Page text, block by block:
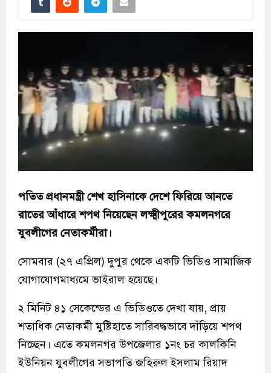
পতিত প্রধানমন্ত্রী শেখ হাসিনাকে দেশে ফিরিয়ে আনতে
রাতের আঁধারে শপথ নিয়েছেন লক্ষ্মীপুরের কমলনগরে
যুবলীগের নেতাকর্মীরা।
সোমবার (২৭ এপ্রিল) দুপুর থেকে একটি ভিডিও সামাজিক
যোগাযোগমাধ্যমে ভাইরাল হয়েছে।
২ মিনিট ৪১ সেকেন্ডের এ ভিডিওতে দেখা যায়, প্রায়
শতাধিক নেতাকর্মী মুষ্টিহাতে সারিবদ্ধভাবে দাঁড়িয়ে শপথ
নিচ্ছেন। এতে কমলনগর উপজেলার ১নং চর কালকিনি
ইউনিয়ন যুবলীগের সভাপতি জহিরুল ইসলাম রিয়াদ